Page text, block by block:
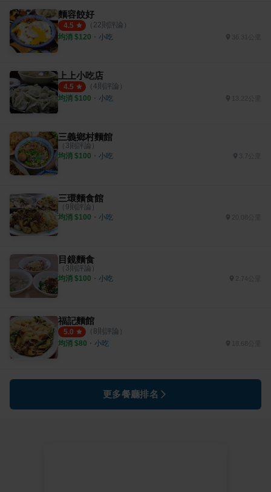
麵容餃好
4.5 （ 22則評論）
均消 $120 ・ 小吃
上上小吃店
4.5 （ 4則評論）
均消 $100 ・ 小吃
三義鄉村麵館
（ 3則評論）
均消 $100 ・ 小吃
三環麵食館
（ 9則評論）
均消 $100 ・ 小吃
目鏡麵食
（ 3則評論）
均消 $100 ・ 小吃 2.74公里
福記麵館
5.0 （ 8則評論）
均消 $80 ・ 小吃
更多餐廳排名